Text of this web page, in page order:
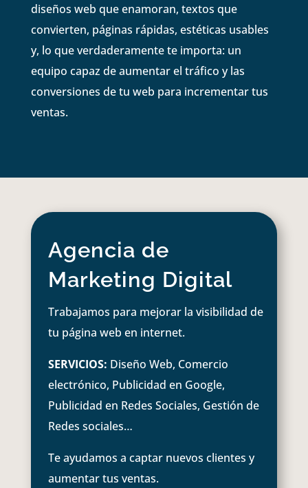
diseños web que enamoran, textos que
convierten, páginas rápidas, estéticas usables
y, lo que verdaderamente te importa: un
equipo capaz de aumentar el tráfico y las
conversiones de tu web para incrementar tus
ventas.
Agencia de
Marketing Digital
Trabajamos para mejorar la visibilidad de
tu página web en internet.
SERVICIOS: Diseño Web, Comercio
electrónico, Publicidad en Google,
Publicidad en Redes Sociales, Gestión de
Redes sociales…
Te ayudamos a captar nuevos clientes y
aumentar tus ventas.